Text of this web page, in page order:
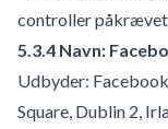
controller påkrævet.
5.3.4 Navn:
Udbyder:
Square, Dublin 2,